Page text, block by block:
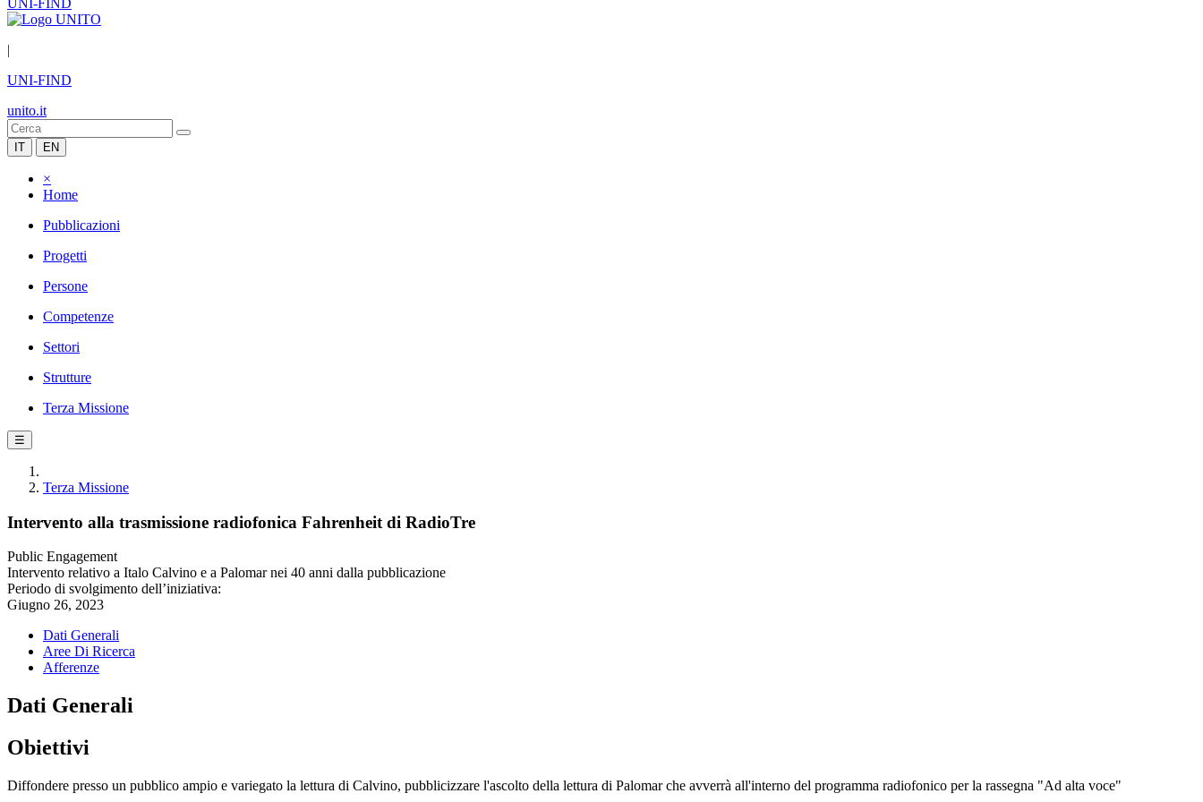
UNI-FIND
|
UNI-FIND
unito.it
IT EN
×
Home
Pubblicazioni
Progetti
Persone
Competenze
Settori
Strutture
Terza Missione
☰
Terza Missione
Intervento alla trasmissione radiofonica Fahrenheit di RadioTre
Public Engagement
Intervento relativo a Italo Calvino e a Palomar nei 40 anni dalla pubblicazione
Periodo di svolgimento dell’iniziativa:
Giugno 26, 2023
Dati Generali
Aree Di Ricerca
Afferenze
Dati Generali
Obiettivi
Diffondere presso un pubblico ampio e variegato la lettura di Calvino, pubblicizzare l'ascolto della lettura di Palomar che avverrà all'interno del programma radiofonico per la rassegna "Ad alta voce"